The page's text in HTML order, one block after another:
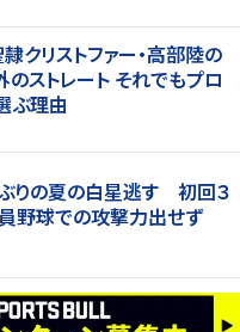
クリストファー・高部陸の
のストレート それでもプロ
ぶ理由
ぶりの夏の白星逃す 初回３
野球での攻撃力出せず